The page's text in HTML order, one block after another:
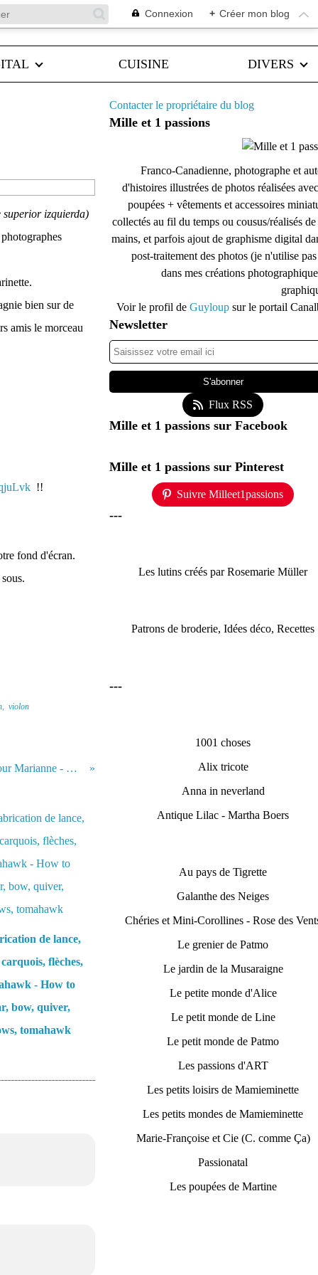
Connexion + Créer mon blog
CUISINE DIVERS
superior izquierda)
bien sur de
amis le morceau
!!
fond d'écran.
, violon
Des jumelles pour Marianne - Binoculars for Marianne
de lance,
flèches,
- How to
bow, quiver,
tomahawk
Contacter le propriétaire du blog
Mille et 1 passions
Franco-Canadienne, photographe et
d'histoires illustrées de photos réalisées
poupées + vêtements et accessoires
collectés au fil du temps ou cousus/réalisés de
mains, et parfois ajout de graphisme digital
post-traitement des photos (je n'utilise
dans mes créations
Voir le profil de Guyloup sur le portail
Newsletter
Flux RSS
Mille et 1 passions sur Facebook
Mille et 1 passions sur Pinterest
Suivre Milleet1passions
---
Les lutins créés par Rosemarie Müller
Patrons de broderie, Idées déco, Recettes
---
1001 choses
Alix tricote
Anna in neverland
Antique Lilac - Martha Boers
Au pays de Tigrette
Galanthe des Neiges
Chéries et Mini-Corollines - Rose des
Le grenier de Patmo
Le jardin de la Musaraigne
Le petite monde d'Alice
Le petit monde de Line
Le petit monde de Patmo
Les passions d'ART
Les petits loisirs de Mamieminette
Les petits mondes de Mamieminette
Marie-Françoise et Cie (C. comme Ça)
Passionatal
Les poupées de Martine